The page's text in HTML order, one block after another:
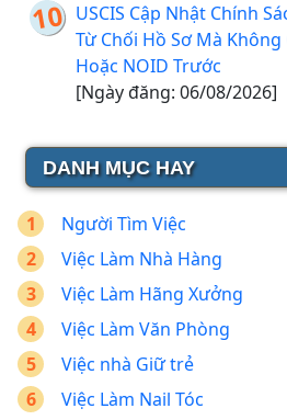
USCIS Cập Nhật Chính
Từ Chối Hồ Sơ Mà Không
Hoặc NOID Trước
[Ngày đăng: 06/08/2026]
DANH MỤC HAY
Người Tìm Việc
Việc Làm Nhà Hàng
Việc Làm Hãng Xưởng
Việc Làm Văn Phòng
Việc nhà Giữ trẻ
Việc Làm Nail Tóc